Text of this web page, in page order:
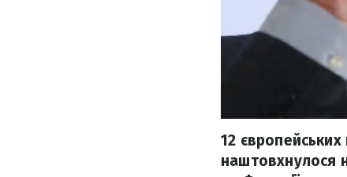
12
наштовхнулося